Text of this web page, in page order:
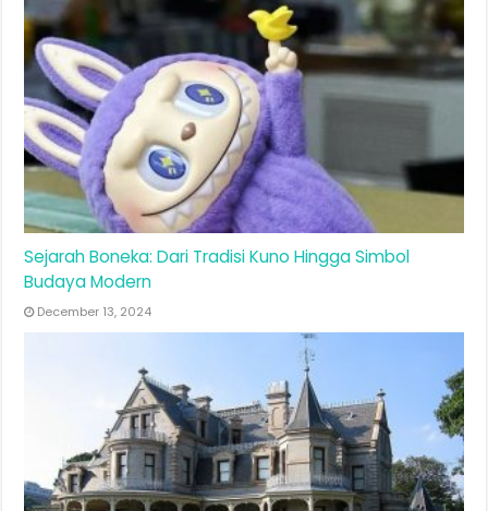
Sejarah Boneka: Dari Tradisi Kuno Hingga Simbol
Budaya Modern
December 13, 2024